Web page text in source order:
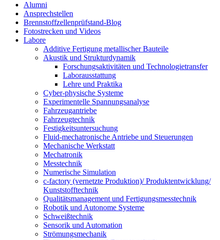
Alumni
Ansprechstellen
Brennstoffzellenprüfstand-Blog
Fotostrecken und Videos
Labore
Additive Fertigung metallischer Bauteile
Akustik und Strukturdynamik
Forschungsaktivitäten und Technologietransfer
Laborausstattung
Lehre und Praktika
Cyber-physische Systeme
Experimentelle Spannungsanalyse
Fahrzeugantriebe
Fahrzeugtechnik
Festigkeitsuntersuchung
Fluid-mechatronische Antriebe und Steuerungen
Mechanische Werkstatt
Mechatronik
Messtechnik
Numerische Simulation
c-factory (vernetzte Produktion)/ Produktentwicklung/
Kunststofftechnik
Qualitätsmanagement und Fertigungsmesstechnik
Robotik und Autonome Systeme
Schweißtechnik
Sensorik und Automation
Strömungsmechanik